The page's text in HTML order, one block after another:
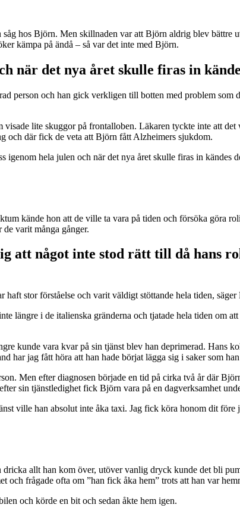
hos Björn. Men skillnaden var att Björn aldrig blev bättre
kämpa på ändå – så var det inte med Björn.
när det nya året skulle firas in
person och han gick verkligen till botten med problem
lite skuggor på frontalloben. Läkaren tyckte inte att
och där fick de veta att Björn fått Alzheimers sjukdom.
igenom hela julen och när det nya året skulle firas in
kände hon att de ville ta vara på tiden och försöka göra
varit många gånger.
att något inte stod rätt till då hans
stor förståelse och varit väldigt stöttande hela tiden, säger
längre i de italienska gränderna och tjatade hela tiden om
kunde vara kvar på sin tjänst blev han deprimerad. Hans
har jag fått höra att han hade börjat lägga sig i saker som
Men efter diagnosen började en tid på cirka två år där
sin tjänstledighet fick Björn vara på en dagverksamhet
ville han absolut inte åka taxi. Jag fick köra honom dit
allt han kom över, utöver vanlig dryck kunde det bli
frågade ofta om ”han fick åka hem” trots att han var
och körde en bit och sedan åkte hem igen.